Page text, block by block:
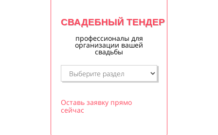
СВАДЕБНЫЙ ТЕНДЕР
профессионалы для
организации вашей
свадьбы
Оставь заявку прямо
сейчас